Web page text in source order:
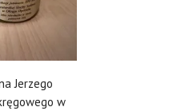
Jerzego
w